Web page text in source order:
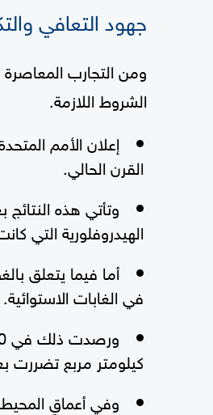
جهود التعافي
ومن التجارب المعاصرة
الشروط اللازمة.
إعلان الأمم
القرن الحالي.
الهيدروفلورية التي
أما فيما يتعلق
في الغابات الاستوائية.
كيلومتر مربع تضررت
وفي أعماقِ المحيطات